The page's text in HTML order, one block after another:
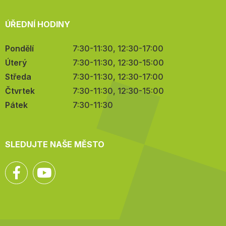
ÚŘEDNÍ HODINY
Pondělí
7:30-11:30, 12:30-17:00
Úterý
7:30-11:30, 12:30-15:00
Středa
7:30-11:30, 12:30-17:00
Čtvrtek
7:30-11:30, 12:30-15:00
Pátek
7:30-11:30
SLEDUJTE NAŠE MĚSTO
Facebook